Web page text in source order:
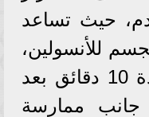
حيث تساعد
للأنسولين،
لذلك ينصح بالمشي لمدة 10 دقائق بعد
جانب ممارسة